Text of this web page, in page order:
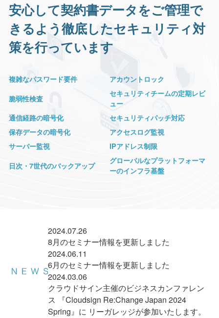
安心して契約書データをご管理で
きるよう徹底したセキュリティ対
策を行っています
複雑なパスワード要件
アカウントロック
脆弱性検査
セキュリティチームの定期レビ
ュー
通信経路の暗号化
セキュリティパッチ対応
保存データの暗号化
アクセスログ監視
サーバー監視
IPアドレス制限
日次・7世代のバックアップ
グローバルなプラットフォーマ
ーのインフラ基盤
2024.07.26
8月のセミナー情報を更新しました
2024.06.11
6月のセミナー情報を更新しました
2024.03.06
クラウドサイン主催のビジネスカンファレン
ス 『Cloudsign Re:Change Japan 2024
Spring』に リーガレッジが参加いたします。